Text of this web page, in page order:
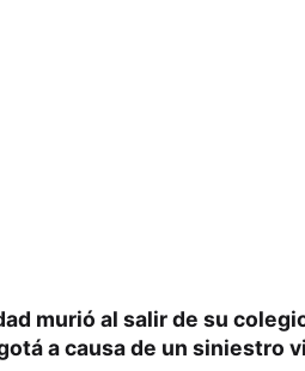
murió al salir de su
a causa de un siniestro